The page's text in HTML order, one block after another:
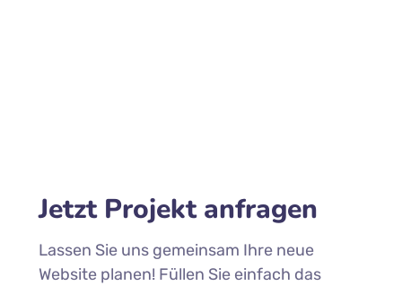
Jetzt Projekt anfragen
Lassen Sie uns gemeinsam Ihre neue
Website planen! Füllen Sie einfach das